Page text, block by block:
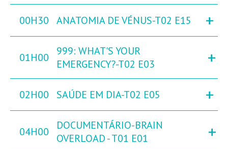
00H30 ANATOMIA DE VÉNUS-T02 E15 +
01H00
999: WHAT'S YOUR
EMERGENCY?-T02 E03
+
02H00 SAÚDE EM DIA-T02 E05 +
04H00
DOCUMENTÁRIO-BRAIN
OVERLOAD - T01 E01
+